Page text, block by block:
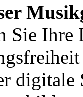
Sie
digitale